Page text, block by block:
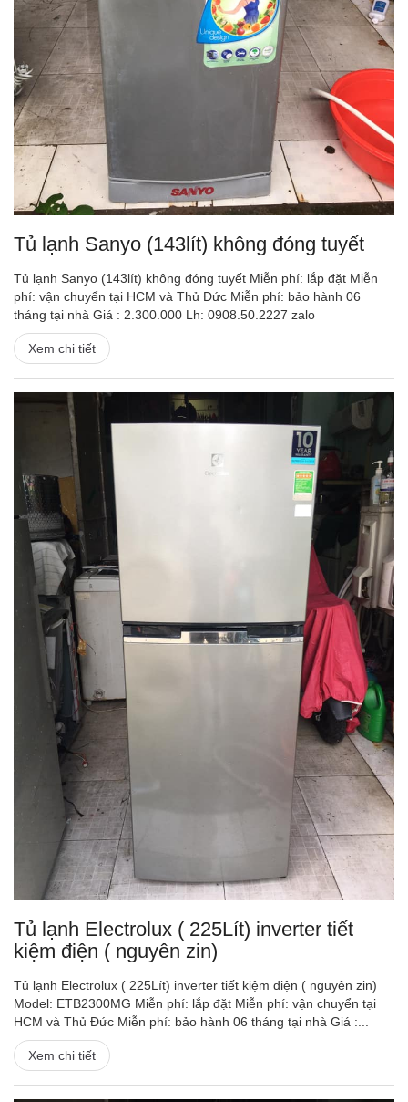
Tủ lạnh Sanyo (143lít) không đóng tuyết
Tủ lạnh Sanyo (143lít) không đóng tuyết Miễn phí: lắp đặt Miễn
phí: vận chuyển tại HCM và Thủ Đức Miễn phí: bảo hành 06
tháng tại nhà Giá : 2.300.000 Lh: 0908.50.2227 zalo
Xem chi tiết
Tủ lạnh Electrolux ( 225Lít) inverter tiết
kiệm điện ( nguyên zin)
Tủ lạnh Electrolux ( 225Lít) inverter tiết kiệm điện ( nguyên zin)
Model: ETB2300MG Miễn phí: lắp đặt Miễn phí: vận chuyển tại
HCM và Thủ Đức Miễn phí: bảo hành 06 tháng tại nhà Giá :...
Xem chi tiết